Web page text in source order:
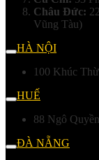
Châu Đức:
Vũng Tàu)
HÀ NỘI
100 Khúc
HUẾ
88 Ngô
ĐÀ NẴNG